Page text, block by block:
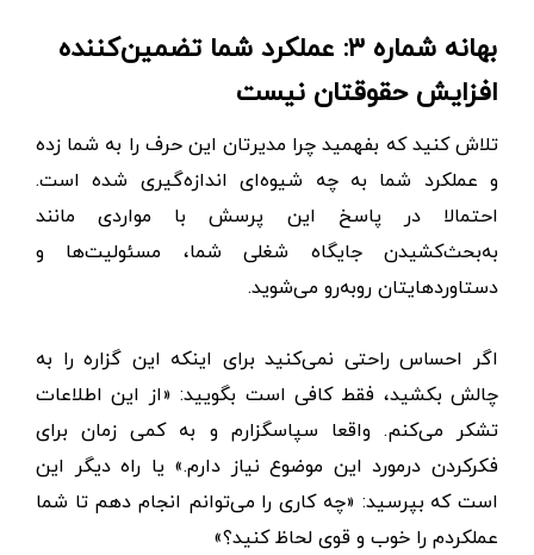
بهانه شماره ۳: عملکرد شما تضمین‌کننده
افزایش حقوقتان نیست
تلاش کنید که بفهمید چرا مدیرتان این حرف را به شما زده
و عملکرد شما به چه شیوه‌ای اندازه‌گیری شده است.
احتمالا در پاسخ این پرسش با مواردی مانند
به‌بحث‌کشیدن جایگاه شغلی شما، مسئولیت‌ها و
دستاوردهایتان روبه‌رو می‌شوید.
اگر احساس راحتی نمی‌کنید برای اینکه این گزاره را به
چالش بکشید، فقط کافی است بگویید: «از این اطلاعات
تشکر می‌کنم. واقعا سپاسگزارم و به کمی زمان برای
فکر‌کردن درمورد این موضوع نیاز دارم.» یا راه دیگر این
است که بپرسید: «چه کاری را می‌توانم انجام دهم تا شما
عملکردم را خوب و قوی لحاظ کنید؟»